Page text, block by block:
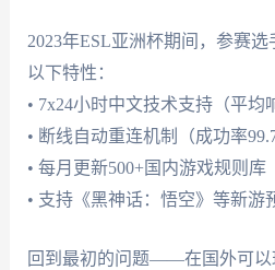
2023年ESL亚洲杯期间，参赛
以下特性：
• 7x24小时中文技术支持（平均
• 断线自动重连机制（成功率
• 每月更新500+国内游戏规则库
• 支持《黑神话：悟空》等新游
回到最初的问题——在国外可以